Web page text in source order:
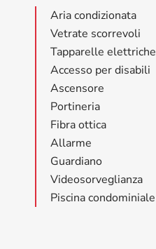
Aria condizionata
Vetrate scorrevoli
Tapparelle elettriche
Accesso per disabili
Ascensore
Portineria
Fibra ottica
Allarme
Guardiano
Videosorveglianza
Piscina condominiale